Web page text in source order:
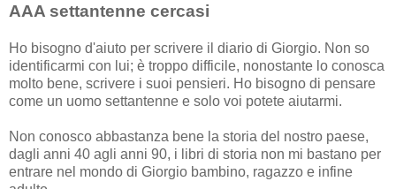
AAA settantenne cercasi
Ho bisogno d'aiuto per scrivere il diario di Giorgio. Non so
identificarmi con lui; è troppo difficile, nonostante lo conosca
molto bene, scrivere i suoi pensieri. Ho bisogno di pensare
come un uomo settantenne e solo voi potete aiutarmi.
Non conosco abbastanza bene la storia del nostro paese,
dagli anni 40 agli anni 90, i libri di storia non mi bastano per
entrare nel mondo di Giorgio bambino, ragazzo e infine